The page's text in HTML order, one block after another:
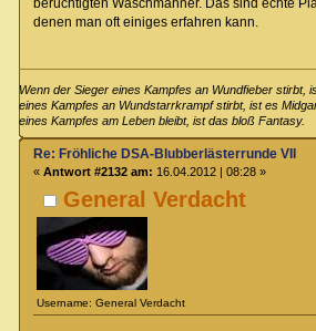
denen man oft einiges erfahren kann.
Wenn der Sieger eines Kampfes an Wundfieber stirbt,
eines Kampfes an Wundstarrkrampf stirbt, ist es
eines Kampfes am Leben bleibt, ist das bloß Fantasy.
General Verdacht
Username: General Verdacht
Re: Fröhliche DSA-Blubberlästerrunde VII
« Antwort #2132 am: 16.04.2012 | 08:28 »